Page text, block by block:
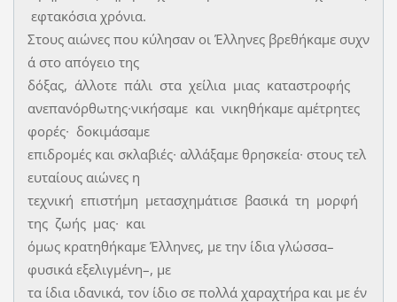
εφτακόσια χρόνια.
Στους αιώνες που κύλησαν οι Έλληνες βρεθήκαμε συχν
ά στο απόγειο της
δόξας, άλλοτε πάλι στα χείλια μιας καταστροφής
ανεπανόρθωτης∙νικήσαμε και νικηθήκαμε αμέτρητες
φορές∙ δοκιμάσαμε
επιδρομές και σκλαβιές∙ αλλάξαμε θρησκεία∙ στους τελ
ευταίους αιώνες η
τεχνική επιστήμη μετασχημάτισε βασικά τη μορφή
της ζωής μας∙ και
όμως κρατηθήκαμε Έλληνες, με την ίδια γλώσσα–
φυσικά εξελιγμένη–, με
τα ίδια ιδανικά, τον ίδιο σε πολλά χαραχτήρα και με έν